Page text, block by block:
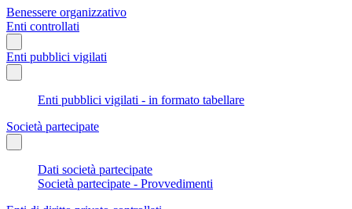
Benessere organizzativo
Enti controllati
Enti pubblici vigilati
Enti pubblici vigilati - in formato tabellare
Società partecipate
Dati società partecipate
Società partecipate - Provvedimenti